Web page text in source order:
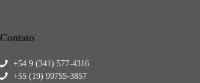
Contato
+54 9 (341) 577-4316
+55 (19) 99755-3857